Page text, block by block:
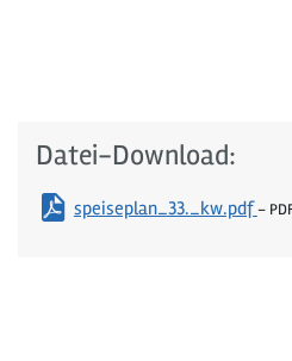
Datei-Download:
speiseplan_33._kw.pdf–